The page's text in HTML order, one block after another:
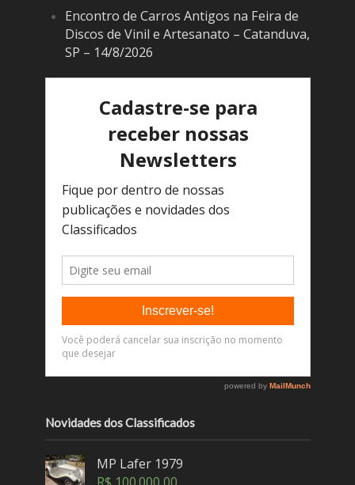
Encontro de Carros Antigos na Feira de
Discos de Vinil e Artesanato – Catanduva,
SP – 14/8/2026
Novidades dos Classificados
MP Lafer 1979